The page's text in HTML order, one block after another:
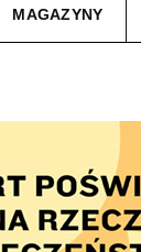
MAGAZYNY